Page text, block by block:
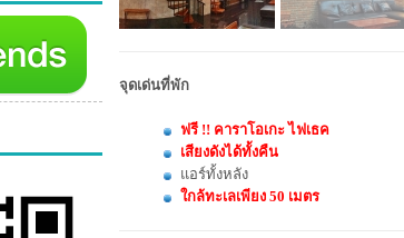
จุดเด่นที่พัก
ฟรี !! คาราโอเกะ ไฟเธค
เสียงดังได้ทั้งคืน
แอร์ทั้งหลัง
ใกล้ทะเลเพียง 50 เมตร